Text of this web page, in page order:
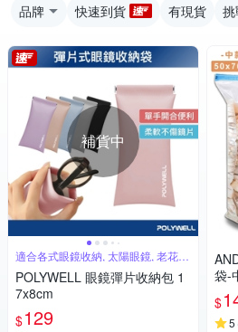
品牌 快速到貨 有現貨
補貨中
適合各式眼鏡收納, 太陽眼鏡, 老花眼
鏡
POLYWELL 眼鏡彈片收納包 1
7x8cm
$129
袋-
袋
$
5